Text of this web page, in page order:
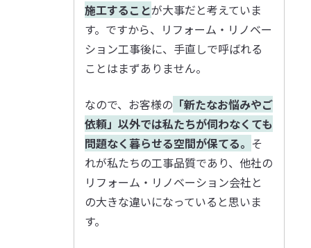
施工することが大事だと考えていま
す。ですから、リフォーム・リノベー
ション工事後に、手直しで呼ばれる
ことはまずありません。
なので、お客様の 「新たなお悩みやご
依頼」以外では私たちが伺わなくても
問題なく暮らせる空間が保てる。 そ
れが私たちの工事品質であり、他社の
リフォーム・リノベーション会社と
の大きな違いになっていると思いま
す。